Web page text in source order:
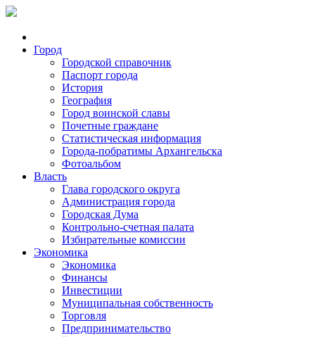
Город
Городской справочник
Паспорт города
История
География
Город воинской славы
Почетные граждане
Статистическая информация
Города-побратимы Архангельска
Фотоальбом
Власть
Глава городского округа
Администрация города
Городская Дума
Контрольно-счетная палата
Избирательные комиссии
Экономика
Экономика
Финансы
Инвестиции
Муниципальная собственность
Торговля
Предпринимательство